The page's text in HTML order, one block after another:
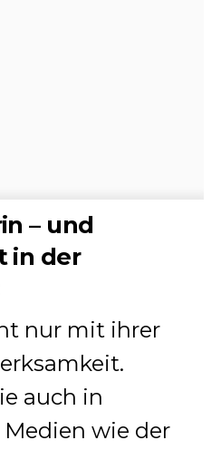
– und
in der
nur mit ihrer
auch in
wie der